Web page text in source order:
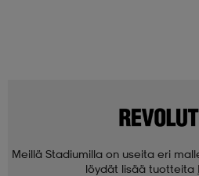
Meillä Stadiumilla on useita eri
löydät lisää tuotteita